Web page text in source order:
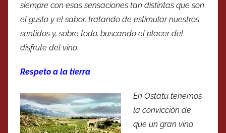
siempre con esas sensaciones tan distintas que son
el gusto y el sabor, tratando de estimular nuestros
sentidos y, sobre todo, buscando el placer del
disfrute del vino.
Respeto a la tierra
En Ostatu tenemos
la convicción de
que un gran vino